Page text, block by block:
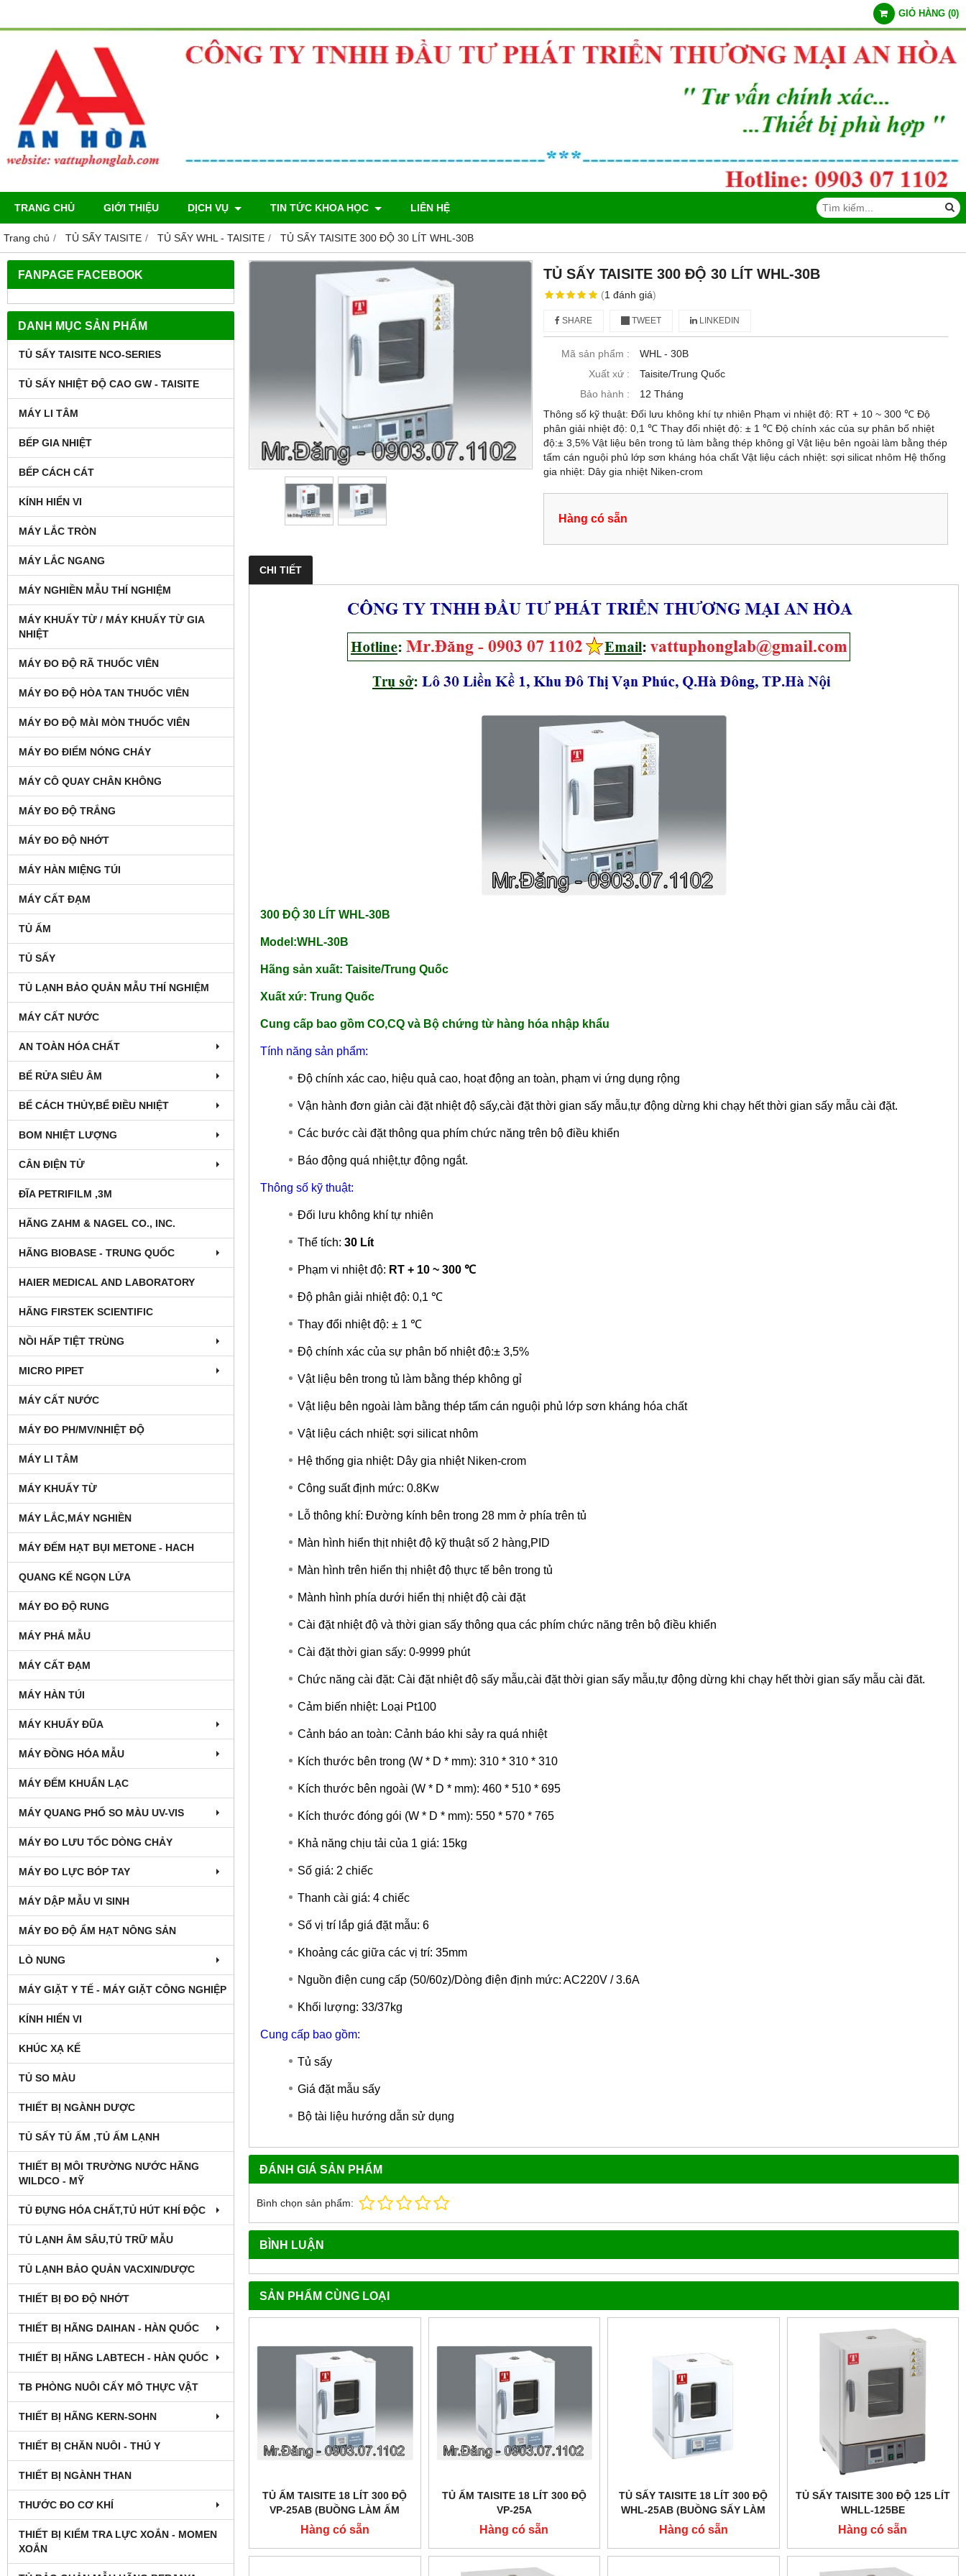
GIỎ HÀNG (0)
TRANG CHỦ GIỚI THIỆU DỊCH VỤ TIN TỨC KHOA HỌC LIÊN HỆ
Trang chủ TỦ SẤY TAISITE TỦ SẤY WHL - TAISITE TỦ SẤY TAISITE 300 ĐỘ 30 LÍT WHL-30B
FANPAGE FACEBOOK
DANH MỤC SẢN PHẨM
TỦ SẤY TAISITE NCO-SERIES
TỦ SẤY NHIỆT ĐỘ CAO GW - TAISITE
MÁY LI TÂM
BẾP GIA NHIỆT
BẾP CÁCH CÁT
KÍNH HIỂN VI
MÁY LẮC TRÒN
MÁY LẮC NGANG
MÁY NGHIỀN MẪU THÍ NGHIỆM
MÁY KHUẤY TỪ / MÁY KHUẤY TỪ GIA
NHIỆT
MÁY ĐO ĐỘ RÃ THUỐC VIÊN
MÁY ĐO ĐỘ HÒA TAN THUỐC VIÊN
MÁY ĐO ĐỘ MÀI MÒN THUỐC VIÊN
MÁY ĐO ĐIỂM NÓNG CHÁY
MÁY CÔ QUAY CHÂN KHÔNG
MÁY ĐO ĐỘ TRẮNG
MÁY ĐO ĐỘ NHỚT
MÁY HÀN MIỆNG TÚI
MÁY CẤT ĐẠM
TỦ ẤM
TỦ SẤY
TỦ LẠNH BẢO QUẢN MẪU THÍ NGHIỆM
MÁY CẤT NƯỚC
AN TOÀN HÓA CHẤT
BỂ RỬA SIÊU ÂM
BỂ CÁCH THỦY,BỂ ĐIỀU NHIỆT
BOM NHIỆT LƯỢNG
CÂN ĐIỆN TỬ
ĐĨA PETRIFILM ,3M
HÃNG ZAHM & NAGEL CO., INC.
HÃNG BIOBASE - TRUNG QUỐC
HAIER MEDICAL AND LABORATORY
HÃNG FIRSTEK SCIENTIFIC
NỒI HẤP TIỆT TRÙNG
MICRO PIPET
MÁY CẤT NƯỚC
MÁY ĐO PH/MV/NHIỆT ĐỘ
MÁY LI TÂM
MÁY KHUẤY TỪ
MÁY LẮC,MÁY NGHIỀN
MÁY ĐẾM HẠT BỤI METONE - HACH
QUANG KẾ NGỌN LỬA
MÁY ĐO ĐỘ RUNG
MÁY PHÁ MẪU
MÁY CẤT ĐẠM
MÁY HÀN TÚI
MÁY KHUẤY ĐŨA
MÁY ĐỒNG HÓA MẪU
MÁY ĐẾM KHUẨN LẠC
MÁY QUANG PHỔ SO MÀU UV-VIS
MÁY ĐO LƯU TỐC DÒNG CHẢY
MÁY ĐO LỰC BÓP TAY
MÁY DẬP MẪU VI SINH
MÁY ĐO ĐỘ ẨM HẠT NÔNG SẢN
LÒ NUNG
MÁY GIẶT Y TẾ - MÁY GIẶT CÔNG NGHIỆP
KÍNH HIỂN VI
KHÚC XẠ KẾ
TỦ SO MÀU
THIẾT BỊ NGÀNH DƯỢC
TỦ SẤY TỦ ẤM ,TỦ ẤM LẠNH
THIẾT BỊ MÔI TRƯỜNG NƯỚC HÃNG
WILDCO - MỸ
TỦ ĐỰNG HÓA CHẤT,TỦ HÚT KHÍ ĐỘC
TỦ LẠNH ÂM SÂU,TỦ TRỮ MẪU
TỦ LẠNH BẢO QUẢN VACXIN/DƯỢC
THIẾT BỊ ĐO ĐỘ NHỚT
THIẾT BỊ HÃNG DAIHAN - HÀN QUỐC
THIẾT BỊ HÃNG LABTECH - HÀN QUỐC
TB PHÒNG NUÔI CẤY MÔ THỰC VẬT
THIẾT BỊ HÃNG KERN-SOHN
THIẾT BỊ CHĂN NUÔI - THÚ Y
THIẾT BỊ NGÀNH THAN
THƯỚC ĐO CƠ KHÍ
THIẾT BỊ KIỂM TRA LỰC XOẮN - MOMEN
XOẮN
TỦ SẤY TAISITE 300 ĐỘ 30 LÍT WHL-30B
(1đánh giá)
SHARE TWEET LINKEDIN
Mã sản phẩm :
WHL - 30B
Xuất xứ :
Taisite/Trung Quốc
Bảo hành :
12 Tháng
Thông số kỹ thuật: Đối lưu không khí tự nhiên Phạm vi nhiệt độ: RT + 10 ~ 300 ℃ Độ
phân giải nhiệt độ: 0,1 ℃ Thay đổi nhiệt độ: ± 1 ℃ Độ chính xác của sự phân bố nhiệt
độ:± 3,5% Vật liệu bên trong tủ làm bằng thép không gỉ Vật liệu bên ngoài làm bằng thép
tấm cán nguội phủ lớp sơn kháng hóa chất Vật liệu cách nhiệt: sợi silicat nhôm Hệ thống
gia nhiệt: Dây gia nhiệt Niken-crom
Hàng có sẵn
CHI TIẾT
300 ĐỘ 30 LÍT WHL-30B
Model:WHL-30B
Hãng sản xuất: Taisite/Trung Quốc
Xuất xứ: Trung Quốc
Cung cấp bao gồm CO,CQ và Bộ chứng từ hàng hóa nhập khẩu
Tính năng sản phẩm:
Độ chính xác cao, hiệu quả cao, hoạt động an toàn, phạm vi ứng dụng rộng
Vận hành đơn giản cài đặt nhiệt độ sấy,cài đặt thời gian sấy mẫu,tự động dừng khi chạy hết thời gian sấy mẫu cài đặt.
Các bước cài đặt thông qua phím chức năng trên bộ điều khiển
Báo động quá nhiệt,tự động ngắt.
Thông số kỹ thuật:
Đối lưu không khí tự nhiên
Thể tích: 30 Lít
Phạm vi nhiệt độ: RT + 10 ~ 300 ℃
Độ phân giải nhiệt độ: 0,1 ℃
Thay đổi nhiệt độ: ± 1 ℃
Độ chính xác của sự phân bố nhiệt độ:± 3,5%
Vật liệu bên trong tủ làm bằng thép không gỉ
Vật liệu bên ngoài làm bằng thép tấm cán nguội phủ lớp sơn kháng hóa chất
Vật liệu cách nhiệt: sợi silicat nhôm
Hệ thống gia nhiệt: Dây gia nhiệt Niken-crom
Công suất định mức: 0.8Kw
Lỗ thông khí: Đường kính bên trong 28 mm ở phía trên tủ
Màn hình hiển thịt nhiệt độ kỹ thuật số 2 hàng,PID
Màn hình trên hiển thị nhiệt độ thực tế bên trong tủ
Mành hình phía dưới hiển thị nhiệt độ cài đặt
Cài đặt nhiệt độ và thời gian sấy thông qua các phím chức năng trên bộ điều khiển
Cài đặt thời gian sấy: 0-9999 phút
Chức năng cài đặt: Cài đặt nhiệt độ sấy mẫu,cài đặt thời gian sấy mẫu,tự động dừng khi chạy hết thời gian sấy mẫu cài đăt.
Cảm biến nhiệt: Loại Pt100
Cảnh báo an toàn: Cảnh báo khi sảy ra quá nhiệt
Kích thước bên trong (W * D * mm): 310 * 310 * 310
Kích thước bên ngoài (W * D * mm): 460 * 510 * 695
Kích thước đóng gói (W * D * mm): 550 * 570 * 765
Khả năng chịu tải của 1 giá: 15kg
Số giá: 2 chiếc
Thanh cài giá: 4 chiếc
Số vị trí lắp giá đặt mẫu: 6
Khoảng các giữa các vị trí: 35mm
Nguồn điện cung cấp (50/60z)/Dòng điện định mức: AC220V / 3.6A
Khối lượng: 33/37kg
Cung cấp bao gồm:
Tủ sấy
Giá đặt mẫu sấy
Bộ tài liệu hướng dẫn sử dụng
ĐÁNH GIÁ SẢN PHẨM
Bình chọn sản phẩm:
BÌNH LUẬN
SẢN PHẨM CÙNG LOẠI
TỦ ẤM TAISITE 18 LÍT 300 ĐỘ
VP-25AB (BUỒNG LÀM ẤM
BẰNG THÉP KHÔNG GỈ KHÁNG
HÓA CHẤT)
Hàng có sẵn
TỦ ẤM TAISITE 18 LÍT 300 ĐỘ
VP-25A
Hàng có sẵn
TỦ SẤY TAISITE 18 LÍT 300 ĐỘ
WHL-25AB (BUỒNG SẤY LÀM
BẰNG THÉP KHÔNG GỈ CÓ ĐỘ
BỀN NHIỆT CAO)
Hàng có sẵn
TỦ SẤY TAISITE 300 ĐỘ 125 LÍT
WHLL-125BE
Hàng có sẵn